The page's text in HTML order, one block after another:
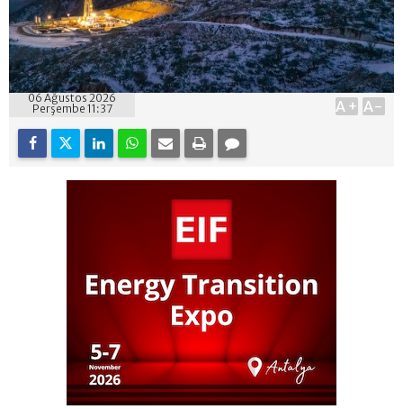
06 Ağustos 2026
Perşembe 11:37
A+ A-